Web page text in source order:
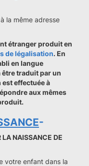
la même adresse
étranger produit en
de légalisation. En
en langue
traduit par un
effectuée à
aux mêmes
-
NAISSANCE DE
votre enfant dans la